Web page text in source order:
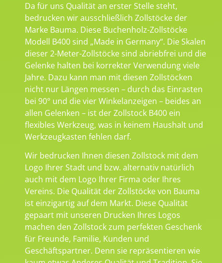
Da für uns Qualität an erster Stelle steht,
bedrucken wir ausschließlich Zollstöcke der
Marke Bauma. Diese Buchenholz-Zollstöcke
Modell B400 sind „Made in Germany“. Die Skalen
dieser 2-Meter-Zollstöcke sind abriebfrei und die
Gelenke halten bei korrekter Verwendung viele
Jahre. Dazu kann man mit diesen Zollstöcken
nicht nur Längen messen – durch das Einrasten
bei 90° und die vier Winkelanzeigen – beides an
allen Gelenken – ist der Zollstock B400 ein
flexibles Werkzeug, was in keinem Haushalt und
Werkzeugkasten fehlen darf.
Wir bedrucken Ihnen diesen Zollstock mit dem
Logo Ihrer Stadt und bzw. alternativ natürlich
auch mit dem Logo Ihrer Firma oder Ihres
Vereins. Die Qualität der Zollstöcke von Bauma
ist einzigartig auf dem Markt. Diese Qualität
gepaart mit unseren Drucken Ihres Logos
machen den Zollstock zum perfekten Geschenk
für Freunde, Familie, Kunden und
Geschäftspartner. Denn sie repräsentieren wie